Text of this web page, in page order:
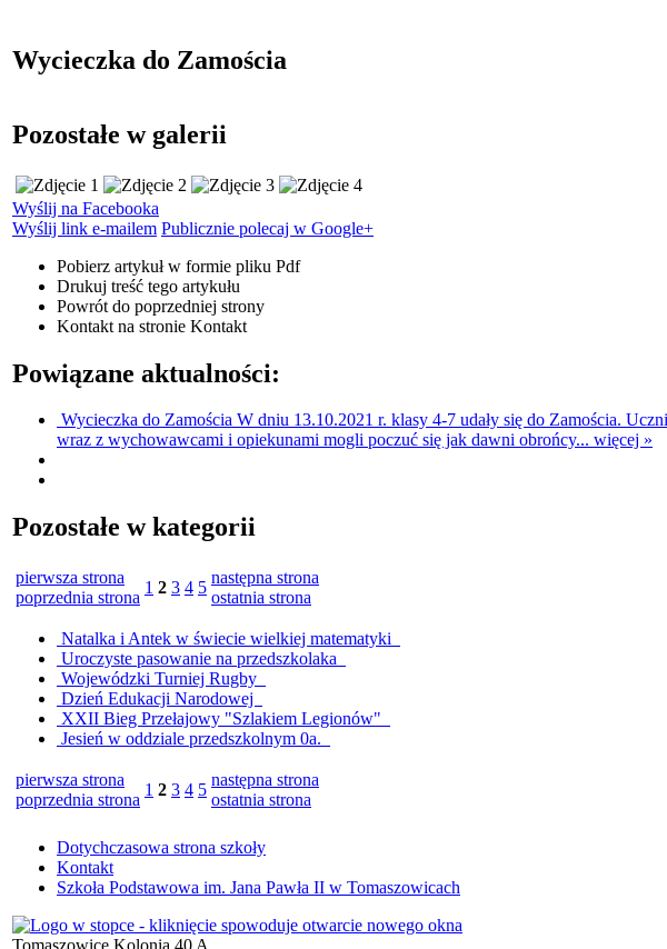
Wycieczka do Zamościa
Pozostałe w galerii
Wyślij na Facebooka
Wyślij link e-mailem Publicznie polecaj w Google+
Pobierz artykuł w formie pliku Pdf
Drukuj treść tego artykułu
Powrót do poprzedniej strony
Kontakt na stronie Kontakt
Powiązane aktualności:
Wycieczka do Zamościa W dniu 13.10.2021 r. klasy 4-7 udały się do Zamościa.
wraz z wychowawcami i opiekunami mogli poczuć się jak dawni obrońcy... więcej »
Pozostałe w kategorii
pierwsza strona
poprzednia strona
1 2 3 4 5
następna strona
ostatnia strona
Natalka i Antek w świecie wielkiej matematyki
Uroczyste pasowanie na przedszkolaka
Wojewódzki Turniej Rugby
Dzień Edukacji Narodowej
XXII Bieg Przełajowy "Szlakiem Legionów"
Jesień w oddziale przedszkolnym 0a.
pierwsza strona
poprzednia strona
1 2 3 4 5
następna strona
ostatnia strona
Dotychczasowa strona szkoły
Kontakt
Szkoła Podstawowa im. Jana Pawła II w Tomaszowicach
Tomaszowice Kolonia 40 A,